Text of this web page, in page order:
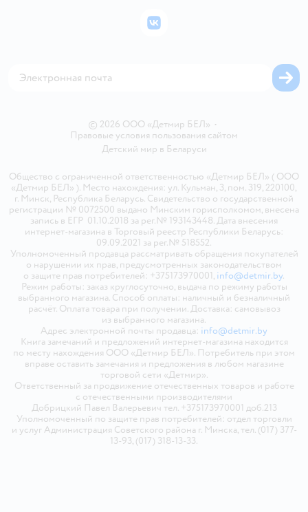
Политика использования файлов cookie
Бонусные карты
© 2026 ООО «Детмир БЕЛ» •
Правовые условия пользования сайтом
Детский мир в Беларуси
Общество с ограниченной ответственностью «Детмир БЕЛ» ( ООО
«Детмир БЕЛ» ). Место нахождения: ул. Кульман, 3, пом. 319, 220100,
г. Минск, Республика Беларусь. Свидетельство о государственной
регистрации № 0072500 выдано Минским горисполкомом, внесена
запись в ЕГР 01.10.2018 за рег.№ 193143448. Дата внесения
интернет-магазина в Торговый реестр Республики Беларусь:
09.09.2021 за рег.№ 518552.
Уполномоченный продавца рассматривать обращения покупателей
о нарушении их прав, предусмотренных законодательством
о защите прав потребителей: +375173970001, info@detmir.by.
Режим работы: заказ круглосуточно, выдача по режиму работы
выбранного магазина. Способ оплаты: наличный и безналичный
расчёт. Оплата товара при получении. Доставка: самовывоз
из выбранного магазина.
Адрес электронной почты продавца: info@detmir.by
Книга замечаний и предложений интернет-магазина находится
по месту нахождения ООО «Детмир БЕЛ». Потребитель при этом
вправе оставить замечания и предложения в любом магазине
торговой сети «Детмир».
Ответственный за продвижение отечественных товаров и работе
с отечественными производителями
Добрицкий Павел Валерьевич тел. +375173970001 доб.213
Уполномоченный по защите прав потребителей: отдел торговли
и услуг Администрация Советского района г. Минска, тел. (017) 377-
13-93, (017) 318-13-33.
ВКонтакте